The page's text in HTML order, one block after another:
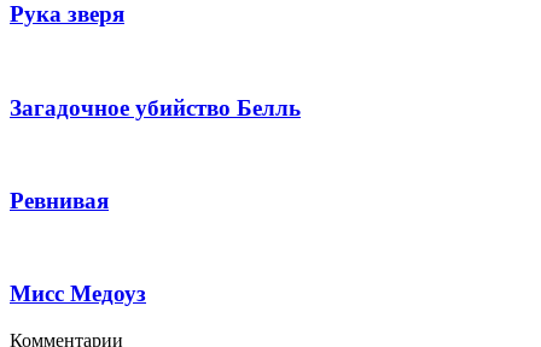
Рука зверя
Загадочное убийство Белль
Ревнивая
Мисс Медоуз
Комментарии